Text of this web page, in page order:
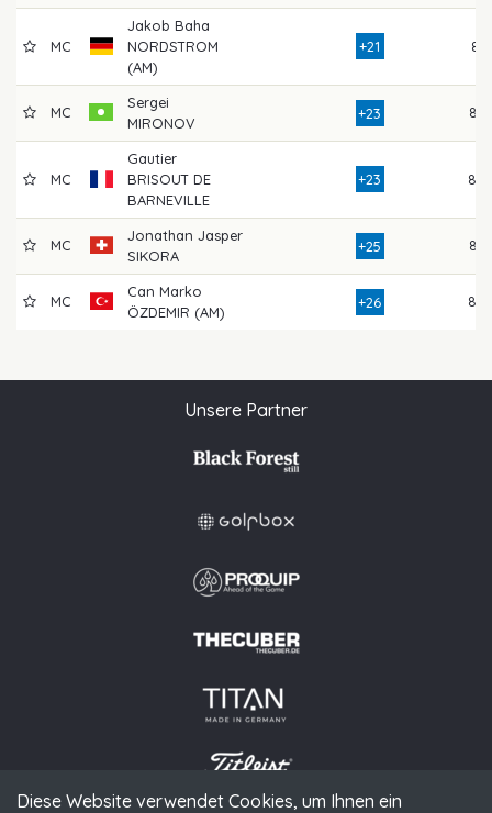
Diese Website verwendet Cookies, um Ihnen ein
MC
Jakob Baha
NORDSTROM
(AM)
+21 81
MC
Sergei
MIRONOV
+23 83
MC
Gautier
BRISOUT DE
BARNEVILLE
+23 80
MC
Jonathan Jasper
SIKORA
+25 86
MC
Can Marko
ÖZDEMIR (AM)
+26 89
Unsere Partner